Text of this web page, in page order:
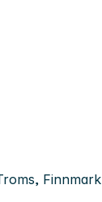
Finnmark